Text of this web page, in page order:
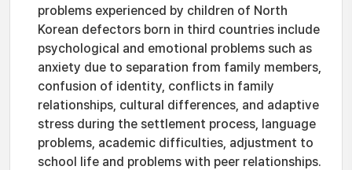
problems experienced by children of North
Korean defectors born in third countries include
psychological and emotional problems such as
anxiety due to separation from family members,
confusion of identity, conflicts in family
relationships, cultural differences, and adaptive
stress during the settlement process, language
problems, academic difficulties, adjustment to
school life and problems with peer relationships.